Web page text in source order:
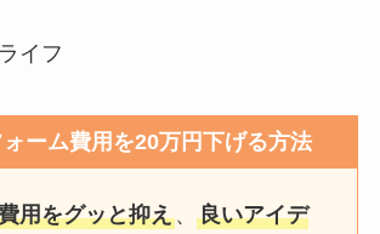
イフ
ーム費用を20万円下げる方法
用をグッと抑え、良いアイデ